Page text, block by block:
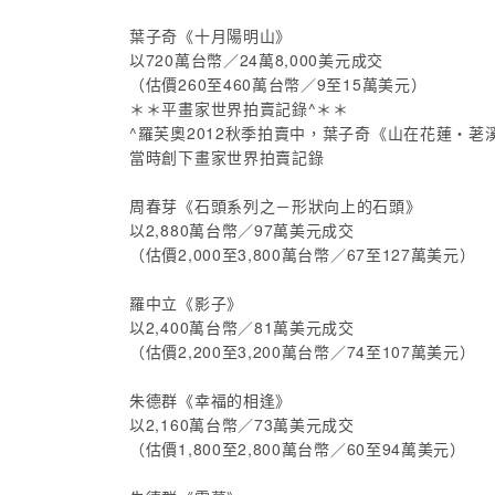
葉子奇《十月陽明山》
以720萬台幣／24萬8,000美元成交
（估價260至460萬台幣／9至15萬美元）
＊＊平畫家世界拍賣記錄^＊＊
^羅芙奧2012秋季拍賣中，葉子奇《山在花蓮‧荖
當時創下畫家世界拍賣記錄
周春芽《石頭系列之－形狀向上的石頭》
以2,880萬台幣／97萬美元成交
（估價2,000至3,800萬台幣／67至127萬美元）
羅中立《影子》
以2,400萬台幣／81萬美元成交
（估價2,200至3,200萬台幣／74至107萬美元）
朱德群《幸福的相逢》
以2,160萬台幣／73萬美元成交
（估價1,800至2,800萬台幣／60至94萬美元）